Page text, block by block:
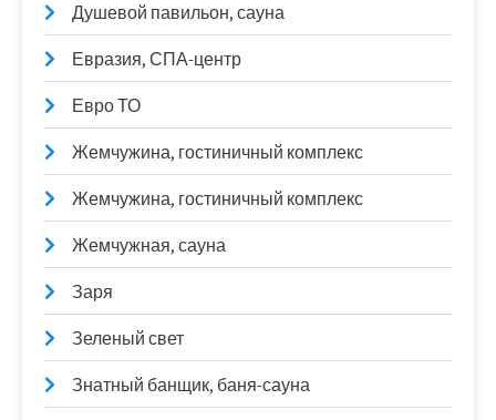
Душевой павильон, сауна
Евразия, СПА-центр
Евро ТО
Жемчужина, гостиничный комплекс
Жемчужина, гостиничный комплекс
Жемчужная, сауна
Заря
Зеленый свет
Знатный банщик, баня-сауна